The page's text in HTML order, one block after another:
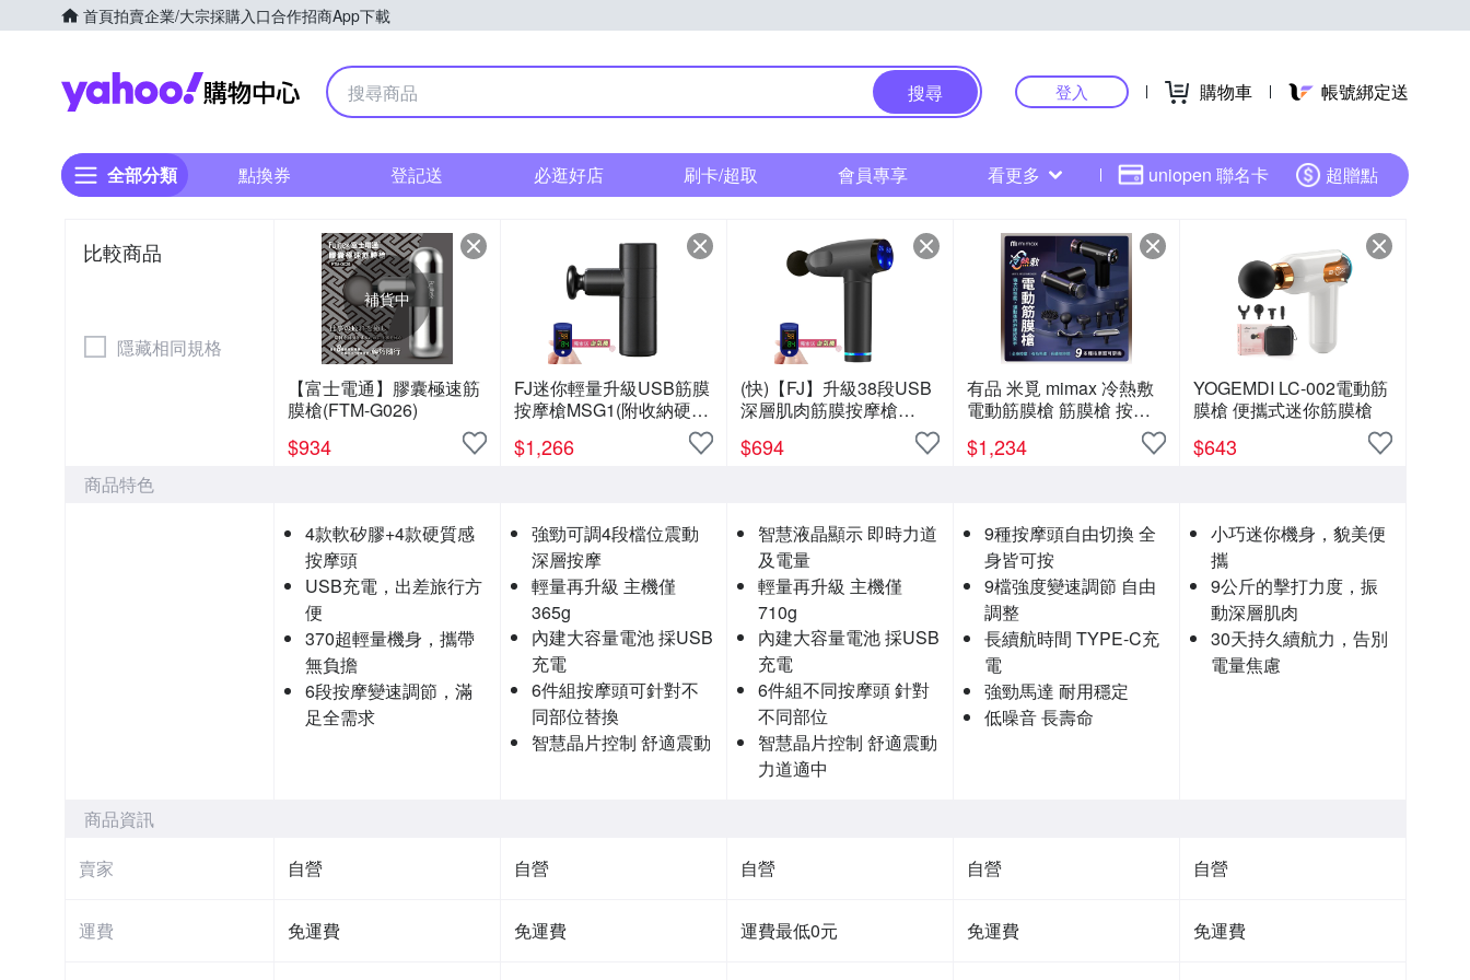
首頁拍賣企業/大宗採購入口合作招商App下載
Yahoo購物中心
搜尋 登入 購物車 帳號綁定送
全部分類 點換券 登記送 必逛好店 刷卡/超取 會員專享 看更多 uniopen 聯名卡 超贈點
比較商品
隱藏相同規格
補貨中
【富士電通】膠囊極速筋
膜槍(FTM-G026)
$934
FJ迷你輕量升級USB筋膜
按摩槍MSG1(附收納硬
$1,266
(快)【FJ】升級38段USB
深層肌肉筋膜按摩槍
$694
有品 米覓 mimax 冷熱敷
電動筋膜槍 筋膜槍 按摩
運動舒緩 緩解痠痛 低噪
設計
$1,234
YOGEMDI LC-002電動筋
膜槍 便攜式迷你筋膜槍
$643
商品特色
4款軟矽膠+4款硬質感
按摩頭
USB充電，出差旅行方
便
370超輕量機身，攜帶
無負擔
6段按摩變速調節，滿
足全需求
強勁可調4段檔位震動
深層按摩
輕量再升級 主機僅
365g
內建大容量電池 採USB
充電
6件組按摩頭可針對不
同部位替換
智慧晶片控制 舒適震動
智慧液晶顯示 即時力道
及電量
輕量再升級 主機僅
710g
內建大容量電池 採USB
充電
6件組不同按摩頭 針對
不同部位
智慧晶片控制 舒適震動
力道適中
9種按摩頭自由切換 全
身皆可按
9檔強度變速調節 自由
調整
長續航時間 TYPE-C充
電
強勁馬達 耐用穩定
低噪音 長壽命
小巧迷你機身，貌美便
攜
9公斤的擊打力度，振
動深層肌肉
30天持久續航力，告別
電量焦慮
商品資訊
賣家
自營 自營 自營 自營 自營
運費 免運費 免運費 運費最低0元 免運費 免運費